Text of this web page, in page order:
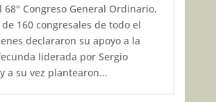
68° Congreso General Ordinario,
160 congresales de todo el
declararon su apoyo a la
liderada por Sergio
a su vez plantearon...